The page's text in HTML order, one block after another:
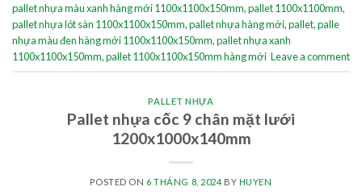
pallet nhựa màu xanh hàng mới 1100x1100x150mm,pallet 1100x1100mm,
pallet nhựa lót sàn 1100x1100x150mm,pallet nhựa hàng mới,pallet,palle
nhựa màu đen hàng mới 1100x1100x150mm,pallet nhựa xanh
1100x1100x150mm,pallet 1100x1100x150mm hàng mới Leave a comment
PALLET NHỰA
Pallet nhựa cốc 9 chân mặt lưới
1200x1000x140mm
POSTED ON 6 THÁNG 8, 2024BY HUYEN